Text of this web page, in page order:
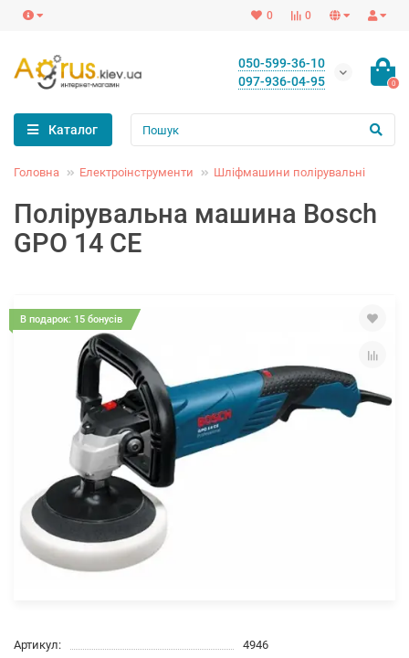
0
0
050-599-36-10
097-936-04-95
0
Каталог
Головна Електроінструменти Шліфмашини полірувальні
Полірувальна машина Bosch
GPO 14 CE
В подарок: 15 бонусів
Артикул:
4946